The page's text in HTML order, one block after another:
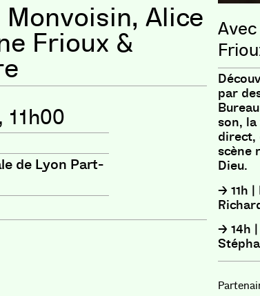
Alice
Frioux &
11h00
de Lyon Part-
par
son,
direct,
scène
Dieu.
→ 11h |
→ 14h